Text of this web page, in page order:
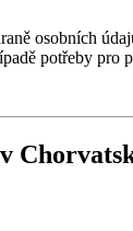
osobních
potřeby